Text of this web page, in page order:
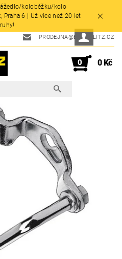
koloběžku/kolo
Praha 6 | Už více než 20 let
PRODEJNA@BLITZFLITZ.CZ
0 0 Kč